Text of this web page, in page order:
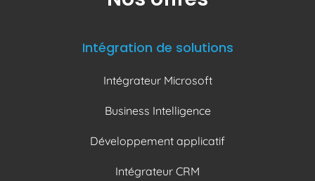
Intégration de solutions
Intégrateur Microsoft
Business Intelligence
Développement applicatif
Intégrateur CRM